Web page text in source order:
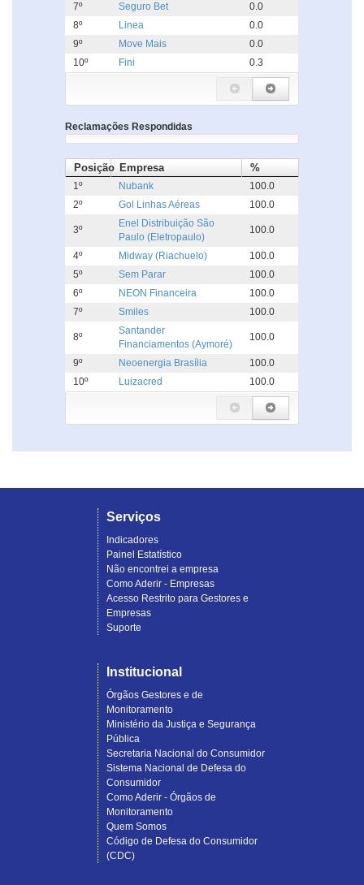
7º
Seguro Bet
0.0
8º
Linea
0.0
9º
Move Mais
0.0
10º
Fini 0.3
Reclamações Respondidas
Posição Empresa %
1º Nubank
100.0
2º
Gol Linhas Aéreas 100.0
3º
Enel Distribuição São
Paulo (Eletropaulo)
100.0
4º Midway (Riachuelo)
100.0
5º
Sem Parar
100.0
6º
NEON Financeira
100.0
7º
Smiles 100.0
8º
Santander
Financiamentos (Aymoré)
100.0
9º Neoenergia Brasília
100.0
10º
Luizacred 100.0
Serviços
Indicadores
Painel Estatístico
Não encontrei a empresa
Como Aderir - Empresas
Acesso Restrito para Gestores e
Empresas
Suporte
Institucional
Órgãos Gestores e de
Monitoramento
Ministério da Justiça e Segurança
Pública
Secretaria Nacional do Consumidor
Sistema Nacional de Defesa do
Consumidor
Como Aderir - Órgãos de
Monitoramento
Quem Somos
Código de Defesa do Consumidor
(CDC)